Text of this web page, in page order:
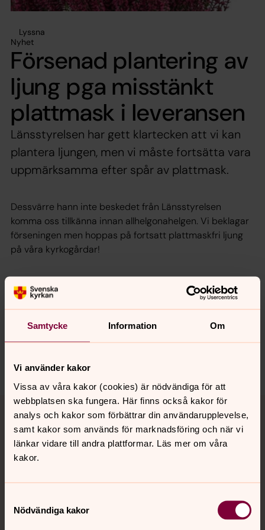
Samtycke Information Om
Vi använder kakor
Vissa av våra kakor (cookies) är nödvändiga för att
webbplatsen ska fungera. Här finns också kakor för
analys och kakor som förbättrar din användarupplevelse,
samt kakor som används för marknadsföring och när vi
länkar vidare till andra plattformar. Läs mer om våra
kakor.
Nödvändiga kakor
Lyssna
Nyhet
Försenad plantering av
ljung pga misstänkt
plattmask i leveransen
Länsstyrelsen har gett klartecken att vi kan
plantera ljungen, men vi måste fortsätta vara
uppmärksamma efter spår av plattmask.
Dessvärre hann inte beskedet från Länsstyrelsen
komma oss tillkänna innan allhelgonahelgen. Vi beklagar
förseningen men hoppas på fortsatt plattmaskfri ljung
på våra kyrkogårdar!
Synpunkter eller frågor på sidans
innehåll?
lpkyrkogard@svenskakyrkan.se
Dela
Tillbaka till toppen
Tillbaka till innehållet
Kontakt
Kalender